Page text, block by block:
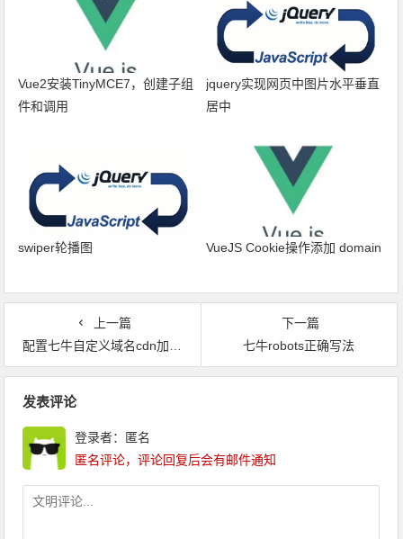
Vue2安装TinyMCE7，创建子组
件和调用
jquery实现网页中图片水平垂直
居中
swiper轮播图 VueJS Cookie操作添加 domain
上一篇
配置七牛自定义域名cdn加速，让你的网站飞起来
下一篇
七牛robots正确写法
发表评论
登录者：匿名
匿名评论，评论回复后会有邮件通知